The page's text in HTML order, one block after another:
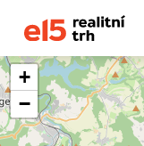
+
−